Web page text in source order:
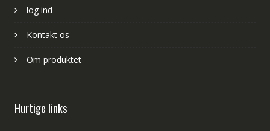
log ind
Kontakt os
Om produktet
Hurtige links